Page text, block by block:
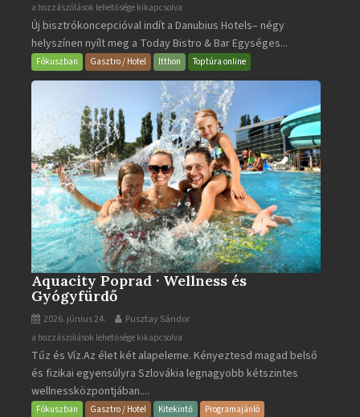
Today
Bistro
&
Bar
bejegyzéshez
a hozzászólások lehetősége kikapcsolva
Új bisztrókoncepcióval indít a Danubius Hotels– négy
helyszínen nyílt meg a Today Bistro & Bar Egységes...
Fókuszban Gasztro / Hotel Itthon Toptúra online
Aquacity Poprad · Wellness és
Gyógyfürdő
2026. június 24. Pusztay Sándor
Aquacity
Poprad
·
Wellness
és
a hozzászólások lehetősége kikapcsolva
Tűz és Víz.Az élet két alapeleme. Kényeztesd magad belső
és fizikai egyensúlyra Szlovákia legnagyobb kétszintes
wellnessközpontjában....
Fókuszban Gasztro / Hotel Kitekintő
Programajánló